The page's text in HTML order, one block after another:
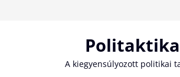
Politaktika
A kiegyensúlyozott politikai